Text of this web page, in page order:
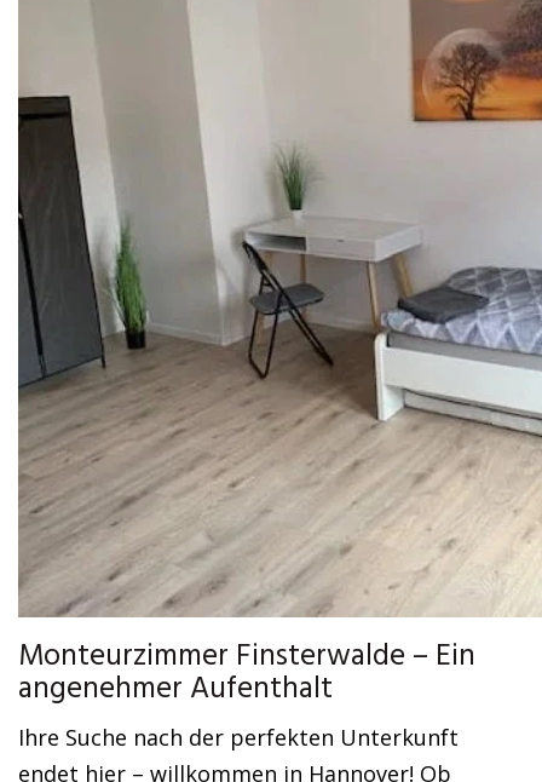
Monteurzimmer Finsterwalde – Ein
angenehmer Aufenthalt
Ihre Suche nach der perfekten Unterkunft
endet hier – willkommen in Hannover! Ob